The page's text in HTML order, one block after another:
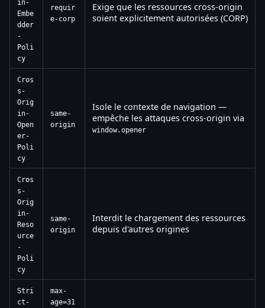
in-
Embe
dder
-
Poli
cy
requir
e-corp
Exige que les ressources cross-origin
soient explicitement autorisées (CORP)
Cros
s-
Orig
in-
Open
er-
Poli
cy
same-
origin
Isole le contexte de navigation —
empêche les attaques cross-origin via
window.opener
Cros
s-
Orig
in-
Reso
urce
-
Poli
cy
same-
origin
Interdit le chargement des ressources
depuis d'autres origines
Stri
ct-
max-
age=31